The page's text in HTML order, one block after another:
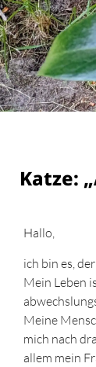
Katze:
Hallo,
ich bin es,
Mein Leben
Meine
mich nach
allem mein